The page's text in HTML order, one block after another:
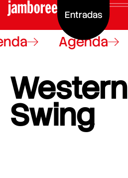
Entradas
Agenda
Western
Swing